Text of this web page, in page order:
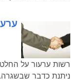
רשות ערעור על
ניתנת כדבר